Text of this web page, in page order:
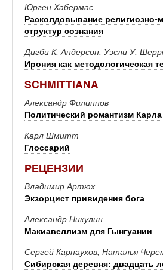
Юрген Хабермас
Расколдовывание религиозно-
структур сознания
Дигби К. Андерсон, Уэсли У.
Ирония как методологическая
SCHMITTIANA
Александр Филиппов
Политический романтизм
Карл Шмитт
Глоссарий
РЕЦЕНЗИИ
Владимир Артюх
Экзорцист привидения бога
Александр Никулин
Макиавеллизм для Гынгуании
Сергей Карнаухов, Наталья
Сибирская деревня: двадцать